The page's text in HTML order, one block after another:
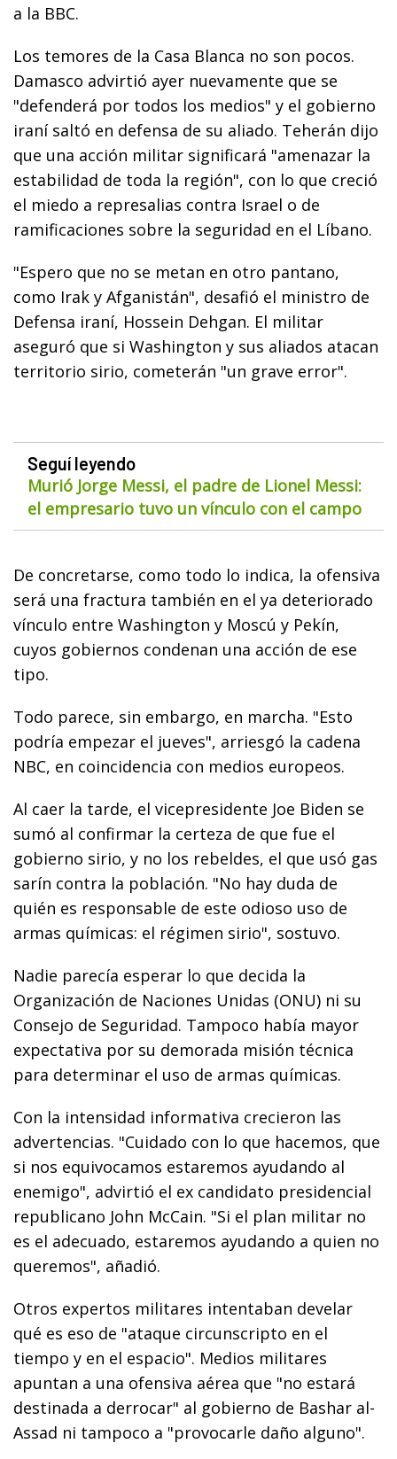
a la BBC.
Los temores de la Casa Blanca no son pocos.
Damasco advirtió ayer nuevamente que se
"defenderá por todos los medios" y el gobierno
iraní saltó en defensa de su aliado. Teherán dijo
que una acción militar significará "amenazar la
estabilidad de toda la región", con lo que creció
el miedo a represalias contra Israel o de
ramificaciones sobre la seguridad en el Líbano.
"Espero que no se metan en otro pantano,
como Irak y Afganistán", desafió el ministro de
Defensa iraní, Hossein Dehgan. El militar
aseguró que si Washington y sus aliados atacan
territorio sirio, cometerán "un grave error".
Seguí leyendo
Murió Jorge Messi, el padre de Lionel Messi:
el empresario tuvo un vínculo con el campo
De concretarse, como todo lo indica, la ofensiva
será una fractura también en el ya deteriorado
vínculo entre Washington y Moscú y Pekín,
cuyos gobiernos condenan una acción de ese
tipo.
Todo parece, sin embargo, en marcha. "Esto
podría empezar el jueves", arriesgó la cadena
NBC, en coincidencia con medios europeos.
Al caer la tarde, el vicepresidente Joe Biden se
sumó al confirmar la certeza de que fue el
gobierno sirio, y no los rebeldes, el que usó gas
sarín contra la población. "No hay duda de
quién es responsable de este odioso uso de
armas químicas: el régimen sirio", sostuvo.
Nadie parecía esperar lo que decida la
Organización de Naciones Unidas (ONU) ni su
Consejo de Seguridad. Tampoco había mayor
expectativa por su demorada misión técnica
para determinar el uso de armas químicas.
Con la intensidad informativa crecieron las
advertencias. "Cuidado con lo que hacemos, que
si nos equivocamos estaremos ayudando al
enemigo", advirtió el ex candidato presidencial
republicano John McCain. "Si el plan militar no
es el adecuado, estaremos ayudando a quien no
queremos", añadió.
Otros expertos militares intentaban develar
qué es eso de "ataque circunscripto en el
tiempo y en el espacio". Medios militares
apuntan a una ofensiva aérea que "no estará
destinada a derrocar" al gobierno de Bashar al-
Assad ni tampoco a "provocarle daño alguno".